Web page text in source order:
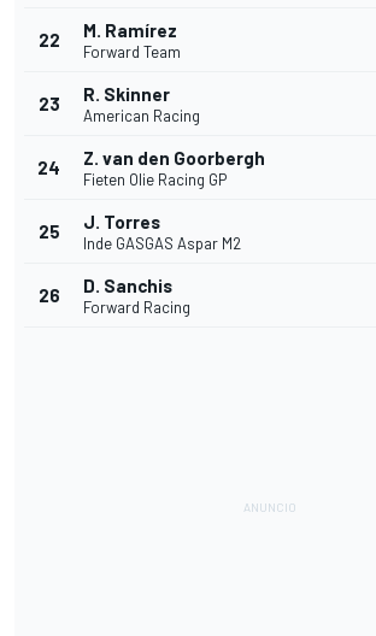
22 M. Ramírez
Forward Team
23 R. Skinner
American Racing
24 Z. van den Goorbergh
Fieten Olie Racing GP
25 J. Torres
Inde GASGAS Aspar M2
26 D. Sanchis
Forward Racing